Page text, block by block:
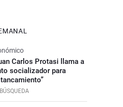
Carlos Protasi llama a
socializador para